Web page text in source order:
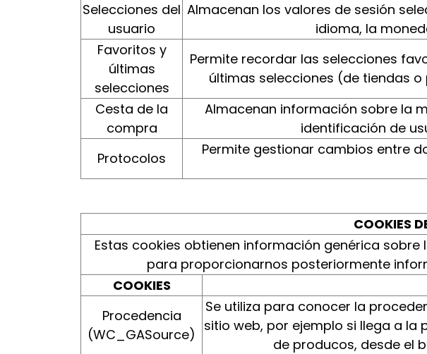
Selecciones del
usuario
Almacenan los valores de sesión
idioma, la
Favoritos y
últimas
selecciones
Permite recordar las selecciones
últimas selecciones (de tiendas
Cesta de la
compra
Almacenan información sobre la
identificación de
Protocolos
Permite gestionar cambios entre
COOKIES
Estas cookies obtienen información genérica
para proporcionarnos posteriormente
COOKIES
Procedencia
(WC_GASource)
Se utiliza para conocer la
sitio web, por ejemplo si llega a
de producos, desde el